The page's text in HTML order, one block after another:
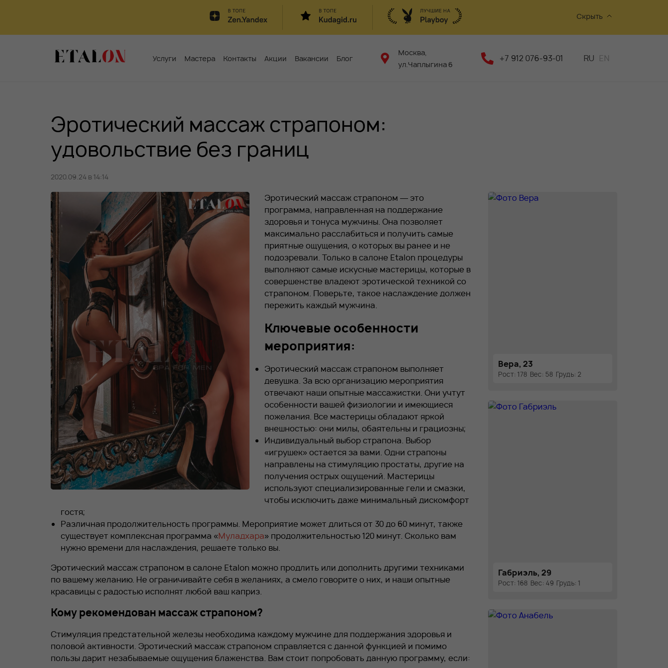
Скрыть
Услуги Мастера Контакты Акции Вакансии Блог
Москва,
ул.Чаплыгина 6
+7 912 076-93-01 RU EN
Эротический массаж страпоном:
удовольствие без границ
2020.09.24 в 14:14
Эротический массаж страпоном — это
программа, направленная на поддержание
здоровья и тонуса мужчины. Она позволяет
максимально расслабиться и получить самые
приятные ощущения, о которых вы ранее и не
подозревали. Только в салоне Etalon процедуры
выполняют самые искусные мастерицы, которые в
совершенстве владеют эротической техникой со
страпоном. Поверьте, такое наслаждение должен
пережить каждый мужчина.
Ключевые особенности
мероприятия:
Эротический массаж страпоном выполняет
девушка. За всю организацию мероприятия
отвечают наши опытные массажистки. Они учтут
особенности вашей физиологии и имеющиеся
пожелания. Все мастерицы обладают яркой
внешностью: они милы, обаятельны и грациозны;
Индивидуальный выбор страпона. Выбор
«игрушек» остается за вами. Одни страпоны
направлены на стимуляцию простаты, другие на
получения острых ощущений. Мастерицы
используют специализированные гели и смазки,
чтобы исключить даже минимальный дискомфорт
гостя;
Различная продолжительность программы. Мероприятие может длиться от 30 до 60 минут, также
существует комплексная программа «Муладхара» продолжительностью 120 минут. Сколько вам
нужно времени для наслаждения, решаете только вы.
Эротический массаж страпоном в салоне Etalon можно продлить или дополнить другими техниками
по вашему желанию. Не ограничивайте себя в желаниях, а смело говорите о них, и наши опытные
красавицы с радостью исполнят любой ваш каприз.
Кому рекомендован массаж страпоном?
Стимуляция предстательной железы необходима каждому мужчине для поддержания здоровья и
половой активности. Эротический массаж страпоном справляется с данной функцией и помимо
пользы дарит незабываемые ощущения блаженства. Вам стоит попробовать данную программу, если:
Вера, 23
Рост: 178 Вес: 58 Грудь: 2
Габриэль, 29
Рост: 168 Вес: 49 Грудь: 1